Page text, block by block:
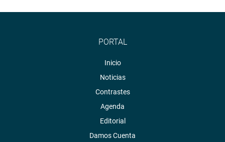
PORTAL
Inicio
Noticias
Contrastes
Agenda
Editorial
Damos Cuenta